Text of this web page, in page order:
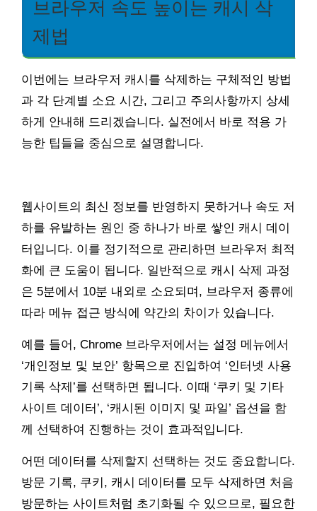
브라우저 속도 높이는 캐시 삭
제법
이번에는 브라우저 캐시를 삭제하는 구체적인 방법
과 각 단계별 소요 시간, 그리고 주의사항까지 상세
하게 안내해 드리겠습니다. 실전에서 바로 적용 가
능한 팁들을 중심으로 설명합니다.
웹사이트의 최신 정보를 반영하지 못하거나 속도 저
하를 유발하는 원인 중 하나가 바로 쌓인 캐시 데이
터입니다. 이를 정기적으로 관리하면 브라우저 최적
화에 큰 도움이 됩니다. 일반적으로 캐시 삭제 과정
은 5분에서 10분 내외로 소요되며, 브라우저 종류에
따라 메뉴 접근 방식에 약간의 차이가 있습니다.
예를 들어, Chrome 브라우저에서는 설정 메뉴에서
‘개인정보 및 보안’ 항목으로 진입하여 ‘인터넷 사용
기록 삭제’를 선택하면 됩니다. 이때 ‘쿠키 및 기타
사이트 데이터’, ‘캐시된 이미지 및 파일’ 옵션을 함
께 선택하여 진행하는 것이 효과적입니다.
어떤 데이터를 삭제할지 선택하는 것도 중요합니다.
방문 기록, 쿠키, 캐시 데이터를 모두 삭제하면 처음
방문하는 사이트처럼 초기화될 수 있으므로, 필요한